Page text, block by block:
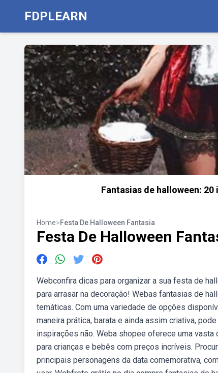
FDPLEARN
Fantasias de halloween:
Home>Festa De Halloween Fantasia
Festa De Halloween
Webconfira dicas para organizar a sua festa de
para arrasar na decoração! Webas fantasias de
temáticas. Com uma variedade de opções
maneira prática, barata e ainda assim criativa,
inspirações não. Weba shopee oferece uma
para crianças e bebês com preços incríveis.
principais personagens da data comemorativa,